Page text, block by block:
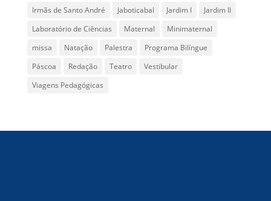
Irmãs de Santo André
Jaboticabal Jardim I
Jardim II
Laboratório de Ciências
Maternal
Minimaternal
missa
Natação Palestra
Programa Bilíngue
Páscoa
Redação Teatro
Vestibular
Viagens Pedagógicas